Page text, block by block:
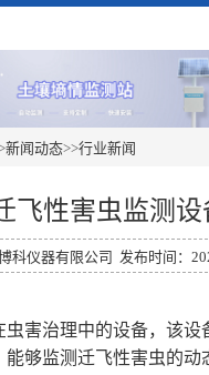
新闻动态>>行业新闻
飞性害虫监测设
科仪器有限公司 发布时间：
虫害治理中的设备，该设
能够监测迁飞性害虫的动